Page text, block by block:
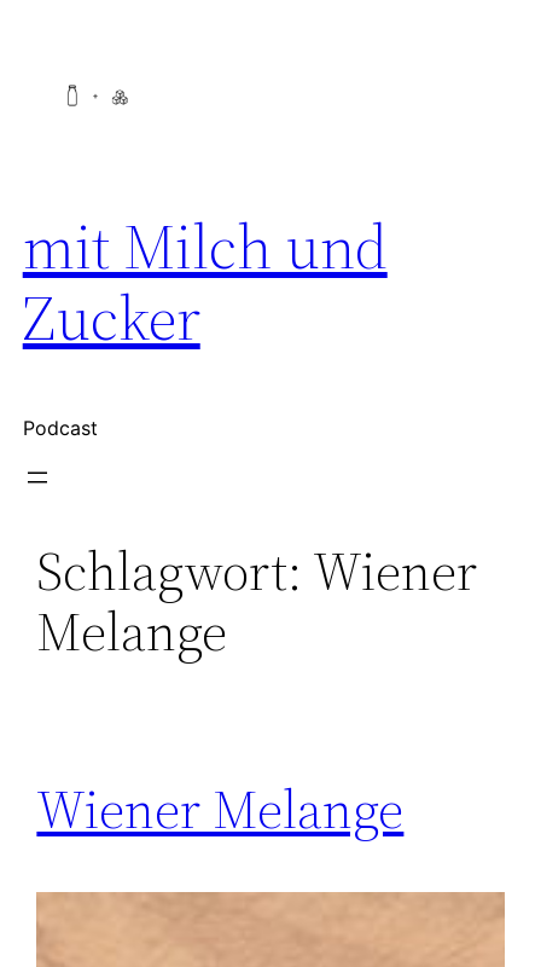
springen
mit Milch und
Zucker
Podcast
Schlagwort: Wiener
Melange
Wiener Melange